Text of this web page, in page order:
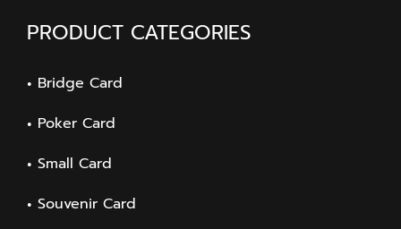
PRODUCT CATEGORIES
Bridge Card
Poker Card
Small Card
Souvenir Card